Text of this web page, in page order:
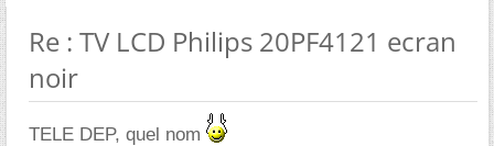
Re : TV LCD Philips 20PF4121 ecran
noir
TELE DEP, quel nom